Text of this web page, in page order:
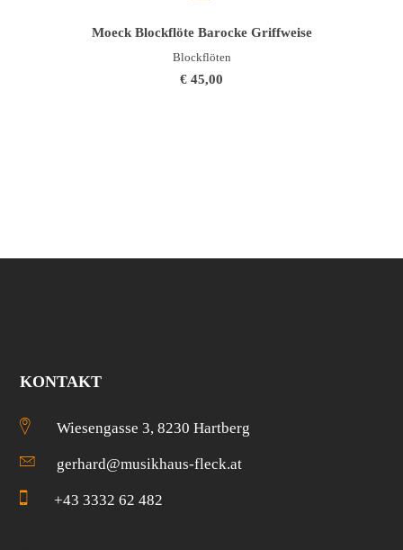
Moeck Blockflöte Barocke Griffweise
Blockflöten
€ 45,00
KONTAKT
Wiesengasse 3, 8230 Hartberg
gerhard@musikhaus-fleck.at
+43 3332 62 482